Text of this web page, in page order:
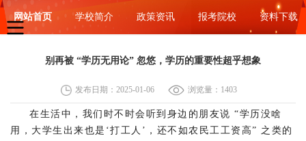
网站首页 学校简介 政策资讯 报考院校 资料下载
别再被 “学历无用论” 忽悠，学历的重要性超乎想象
发布日期：2025-01-06 浏览量：1403
在生活中，我们时不时会听到身边的朋友说 “学历没啥
用，大学生出来也是‘打工人’，还不如农民工工资高” 之类的